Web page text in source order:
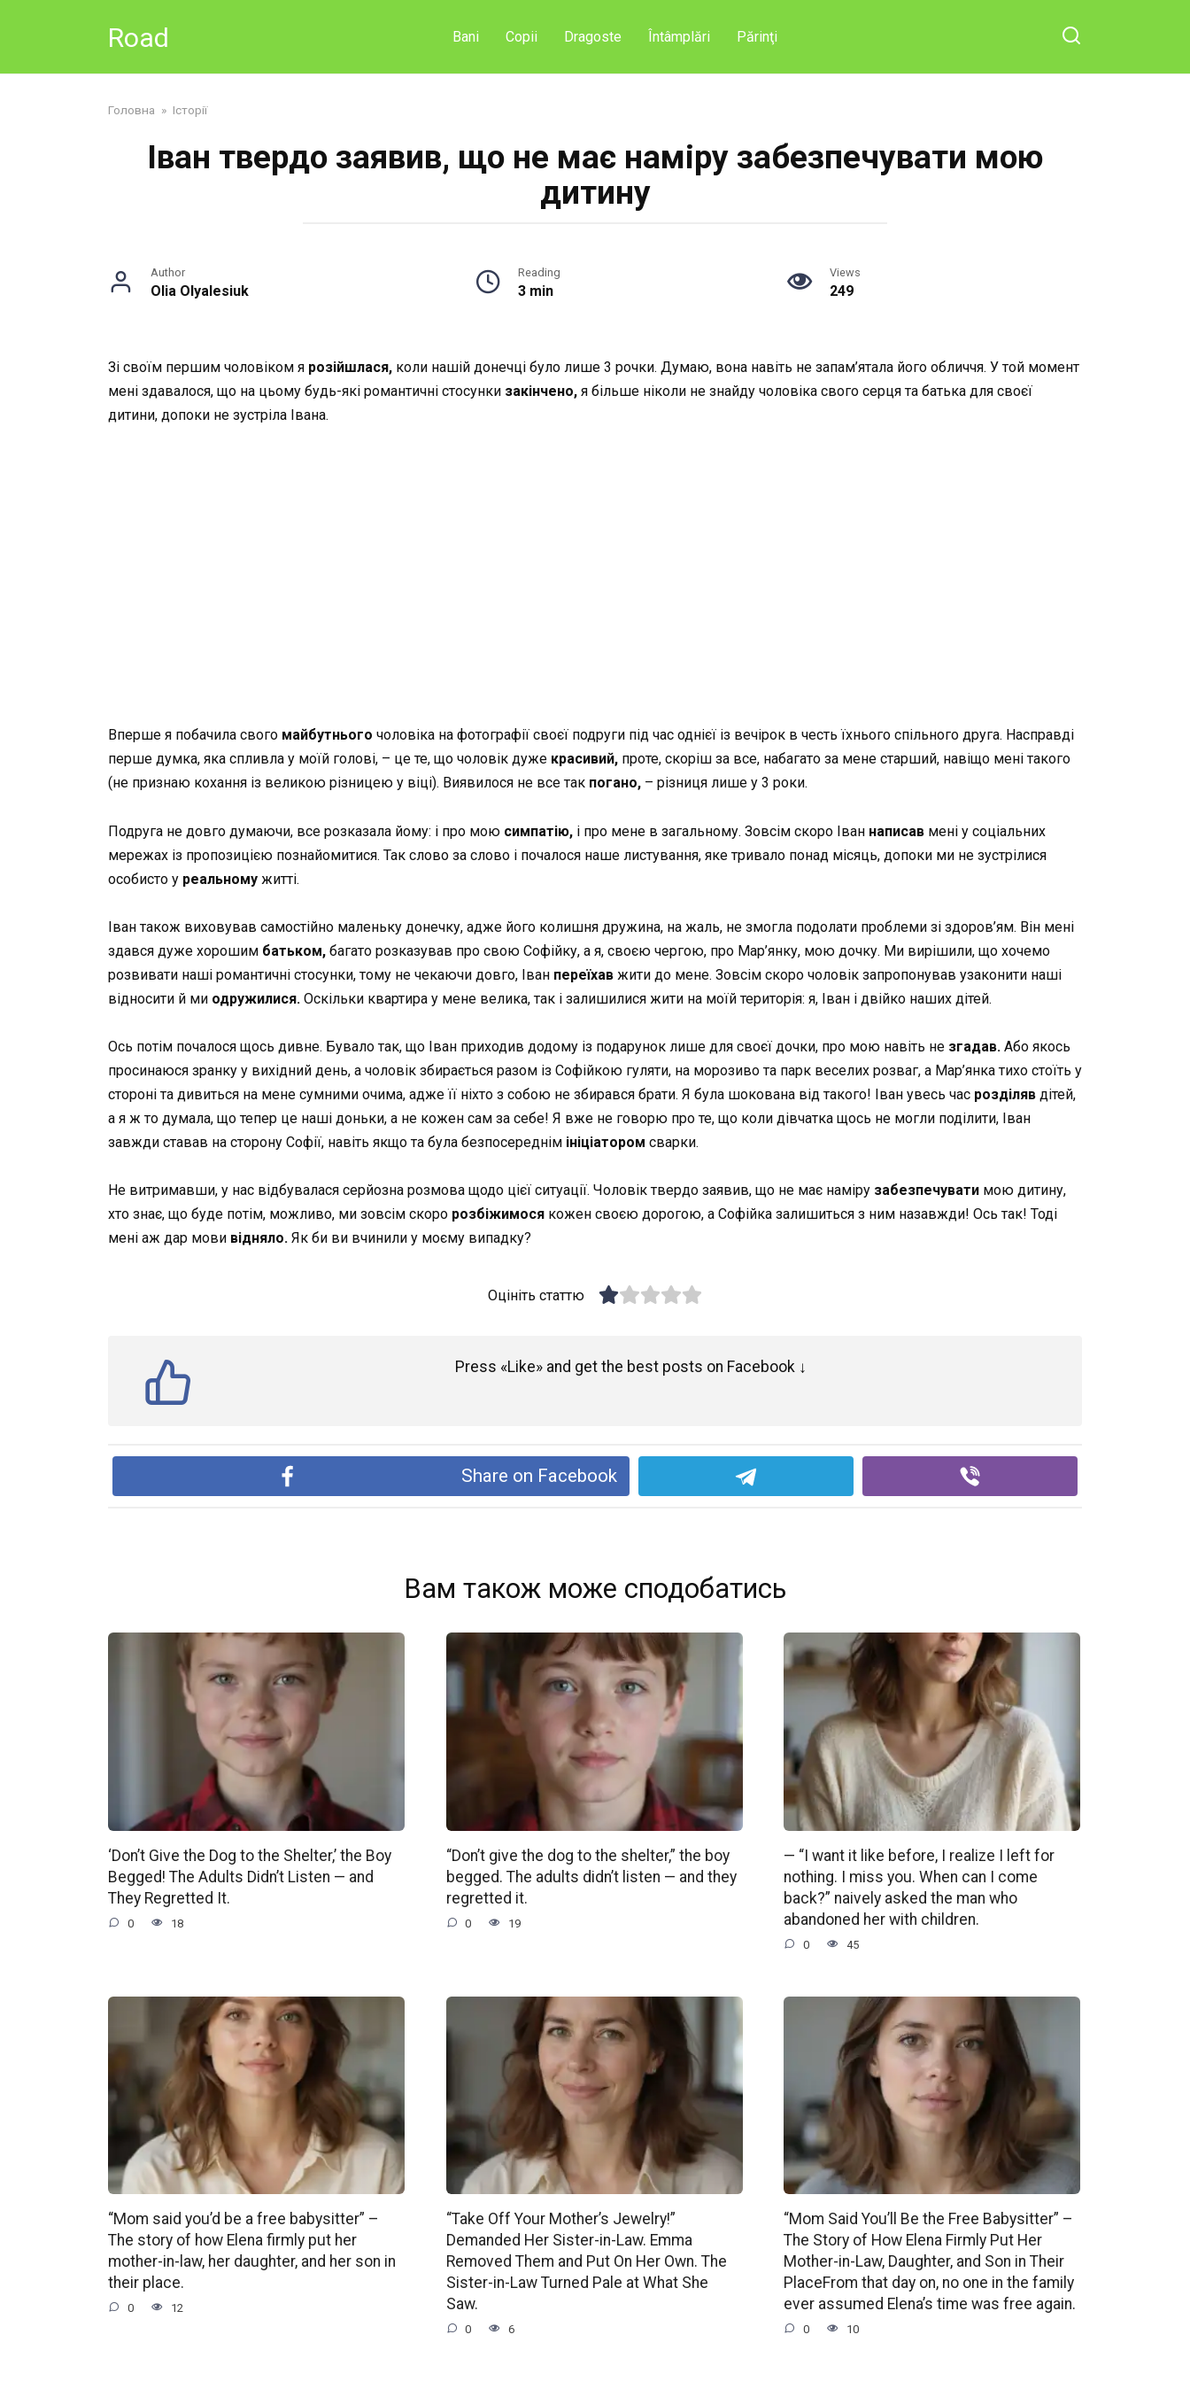
Road Bani Copii Dragoste Întâmplări Părinţi
Головна » Історії
Іван твердо заявив, що не має наміру забезпечувати мою
дитину
Author
Olia Olyalesiuk
Reading
3 min
Views
249
Зі своїм першим чоловіком я розійшлася, коли нашій донечці було лише 3 рочки. Думаю, вона навіть не запам’ятала його обличчя. У той момент
мені здавалося, що на цьому будь-які романтичні стосунки закінчено, я більше ніколи не знайду чоловіка свого серця та батька для своєї
дитини, допоки не зустріла Івана.
Вперше я побачила свого майбутнього чоловіка на фотографії своєї подруги під час однієї із вечірок в честь їхнього спільного друга. Насправді
перше думка, яка спливла у моїй голові, – це те, що чоловік дуже красивий, проте, скоріш за все, набагато за мене старший, навіщо мені такого
(не признаю кохання із великою різницею у віці). Виявилося не все так погано, – різниця лише у 3 роки.
Подруга не довго думаючи, все розказала йому: і про мою симпатію, і про мене в загальному. Зовсім скоро Іван написав мені у соціальних
мережах із пропозицією познайомитися. Так слово за слово і почалося наше листування, яке тривало понад місяць, допоки ми не зустрілися
особисто у реальному житті.
Іван також виховував самостійно маленьку донечку, адже його колишня дружина, на жаль, не змогла подолати проблеми зі здоров’ям. Він мені
здався дуже хорошим батьком, багато розказував про свою Софійку, а я, своєю чергою, про Мар’янку, мою дочку. Ми вирішили, що хочемо
розвивати наші романтичні стосунки, тому не чекаючи довго, Іван переїхав жити до мене. Зовсім скоро чоловік запропонував узаконити наші
відносити й ми одружилися. Оскільки квартира у мене велика, так і залишилися жити на моїй територія: я, Іван і двійко наших дітей.
Ось потім почалося щось дивне. Бувало так, що Іван приходив додому із подарунок лише для своєї дочки, про мою навіть не згадав. Або якось
просинаюся зранку у вихідний день, а чоловік збирається разом із Софійкою гуляти, на морозиво та парк веселих розваг, а Мар’янка тихо стоїть у
стороні та дивиться на мене сумними очима, адже її ніхто з собою не збирався брати. Я була шокована від такого! Іван увесь час розділяв дітей,
а я ж то думала, що тепер це наші доньки, а не кожен сам за себе! Я вже не говорю про те, що коли дівчатка щось не могли поділити, Іван
завжди ставав на сторону Софії, навіть якщо та була безпосереднім ініціатором сварки.
Не витримавши, у нас відбувалася серйозна розмова щодо цієї ситуації. Чоловік твердо заявив, що не має наміру забезпечувати мою дитину,
хто знає, що буде потім, можливо, ми зовсім скоро розбіжимося кожен своєю дорогою, а Софійка залишиться з ним назавжди! Ось так! Тоді
мені аж дар мови відняло. Як би ви вчинили у моєму випадку?
Оцініть статтю
Press «Like» and get the best posts on Facebook ↓
Share on Facebook
Вам також може сподобатись
‘Don’t Give the Dog to the Shelter,’ the Boy
Begged! The Adults Didn’t Listen — and
They Regretted It.
0 18
“Don’t give the dog to the shelter,” the boy
begged. The adults didn’t listen — and they
regretted it.
0 19
— “I want it like before, I realize I left for
nothing. I miss you. When can I come
back?” naively asked the man who
abandoned her with children.
0 45
“Mom said you’d be a free babysitter” –
The story of how Elena firmly put her
mother-in-law, her daughter, and her son in
their place.
0 12
“Take Off Your Mother’s Jewelry!”
Demanded Her Sister-in-Law. Emma
Removed Them and Put On Her Own. The
Sister-in-Law Turned Pale at What She
Saw.
0 6
“Mom Said You’ll Be the Free Babysitter” –
The Story of How Elena Firmly Put Her
Mother-in-Law, Daughter, and Son in Their
PlaceFrom that day on, no one in the family
ever assumed Elena’s time was free again.
0 10